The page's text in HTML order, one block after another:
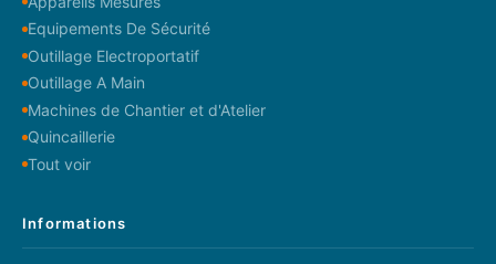
Equipements De Sécurité
Outillage Electroportatif
Outillage A Main
Machines de Chantier et d'Atelier
Quincaillerie
Tout voir
Informations